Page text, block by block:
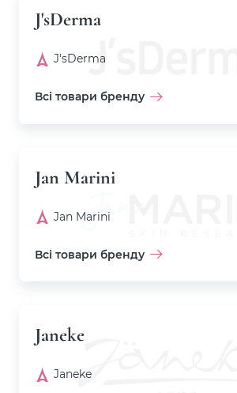
J'sDerma
J'sDerma
Всі товари бренду
Jan Marini
Jan Marini
Всі товари бренду
Janeke
Janeke